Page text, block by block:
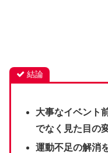
結論
大事なイベント
でなく見た目の
運動不足の解消